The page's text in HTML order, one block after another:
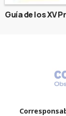
Guía de los XV